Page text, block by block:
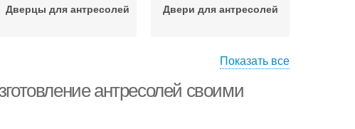
Дверцы для антресолей Двери для антресолей
Показать все
антресолей своими